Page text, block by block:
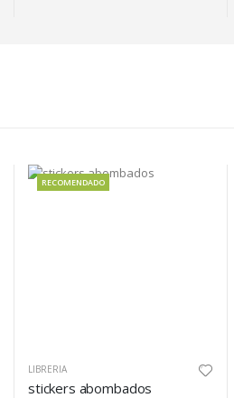
RECOMENDADO
LIBRERIA
stickers abombados